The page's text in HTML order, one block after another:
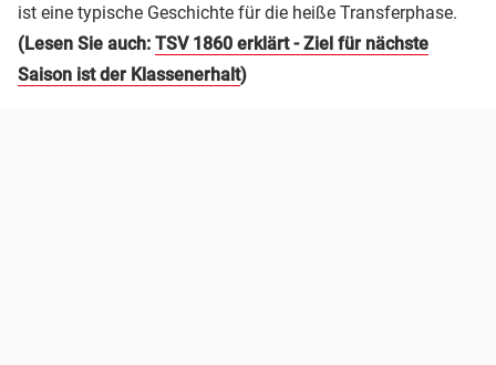
ist eine typische Geschichte für die heiße Transferphase.
(Lesen Sie auch: TSV 1860 erklärt - Ziel für nächste
Saison ist der Klassenerhalt)